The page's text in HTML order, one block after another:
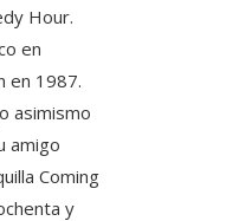
Hour.
en
en 1987.
asimismo
amigo
Coming
y